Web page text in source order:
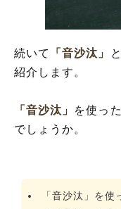
続いて 「音沙汰」
紹介します。
「音沙汰」 を使っ
でしょうか。
「音沙汰」を使